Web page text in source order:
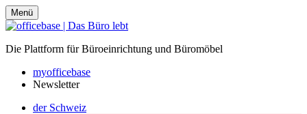
Menü
Die Plattform für Büroeinrichtung und Büromöbel
myofficebase
Newsletter
der Schweiz